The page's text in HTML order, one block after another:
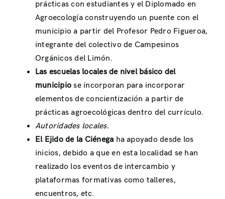
prácticas con estudiantes y el Diplomado en
Agroecología construyendo un puente con el
municipio a partir del Profesor Pedro Figueroa,
integrante del colectivo de Campesinos
Orgánicos del Limón.
Las escuelas locales de nivel básico del
municipio se incorporan para incorporar
elementos de concientización a partir de
prácticas agroecológicas dentro del currículo.
Autoridades locales.
El Ejido de la Ciénega ha apoyado desde los
inicios, debido a que en esta localidad se han
realizado los eventos de intercambio y
plataformas formativas como talleres,
encuentros, etc.